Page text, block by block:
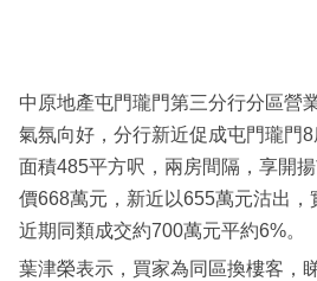
區
中原地產屯門瓏門第三分行分區營
氣氛向好，分行新近促成屯門瓏門
面積485平方呎，兩房間隔，享開
價668萬元，新近以655萬元沽出，
近期同類成交約700萬元平約6%。
葉津榮表示，買家為同區換樓客，